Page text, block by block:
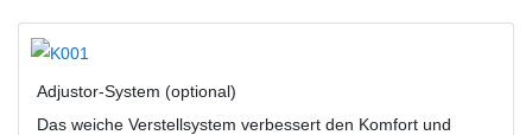
Adjustor-System (optional)
Das weiche Verstellsystem verbessert den Komfort und